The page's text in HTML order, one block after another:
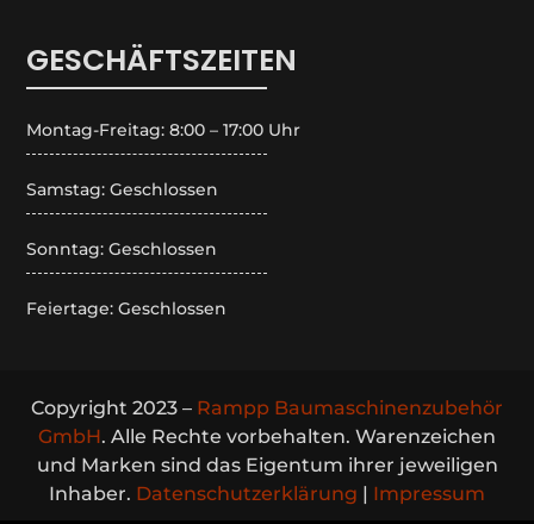
GESCHÄFTSZEITEN
Montag-Freitag: 8:00 – 17:00 Uhr
Samstag: Geschlossen
Sonntag: Geschlossen
Feiertage: Geschlossen
Copyright 2023 – Rampp Baumaschinenzubehör
GmbH. Alle Rechte vorbehalten. Warenzeichen
und Marken sind das Eigentum ihrer jeweiligen
Inhaber. Datenschutzerklärung | Impressum